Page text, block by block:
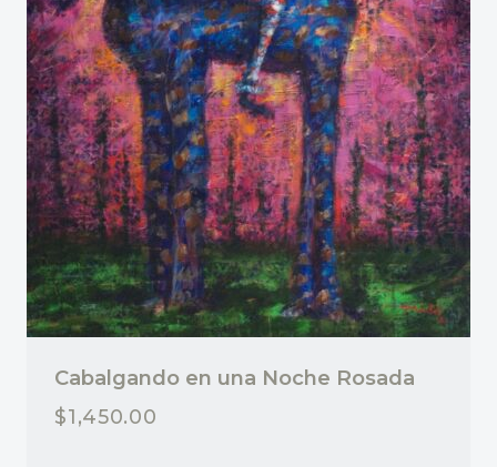
Cabalgando en una Noche Rosada
$1,450.00